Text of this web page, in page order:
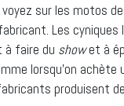
sur les motos
Les cyniques
faire du showet à
lorsqu’on achète
produisent